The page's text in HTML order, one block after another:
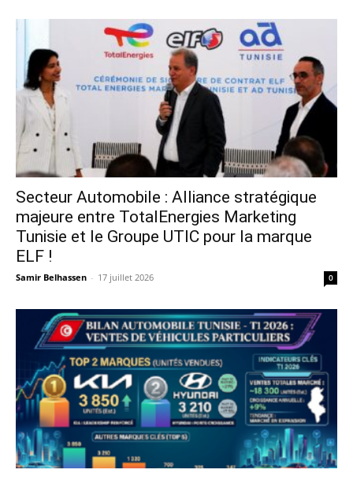
Secteur Automobile : Alliance stratégique
majeure entre TotalEnergies Marketing
Tunisie et le Groupe UTIC pour la marque
ELF !
Samir Belhassen - 17 juillet 2026 0